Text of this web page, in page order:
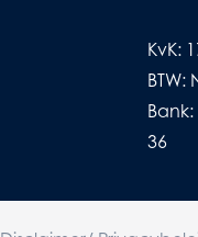
KvK:
BTW:
Bank:
36